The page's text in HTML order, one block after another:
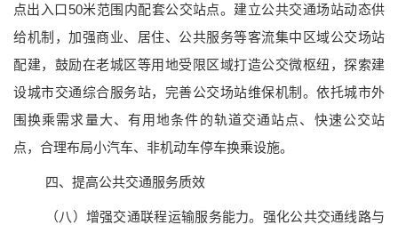
点出入口50米范围内配套公交站点。建立公共交通场站动态供
给机制，加强商业、居住、公共服务等客流集中区域公交场站
配建，鼓励在老城区等用地受限区域打造公交微枢纽，探索建
设城市交通综合服务站，完善公交场站维保机制。依托城市外
围换乘需求量大、有用地条件的轨道交通站点、快速公交站
点，合理布局小汽车、非机动车停车换乘设施。
四、提高公共交通服务质效
（八）增强交通联程运输服务能力。 强化公共交通线路与